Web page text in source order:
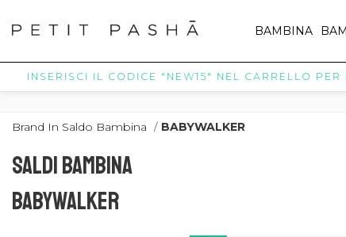
BAMBINA
INSERISCI IL CODICE "NEW15" NEL CARRELLO PER
Brand In Saldo Bambina / BABYWALKER
SALDI BAMBINA
BABYWALKER